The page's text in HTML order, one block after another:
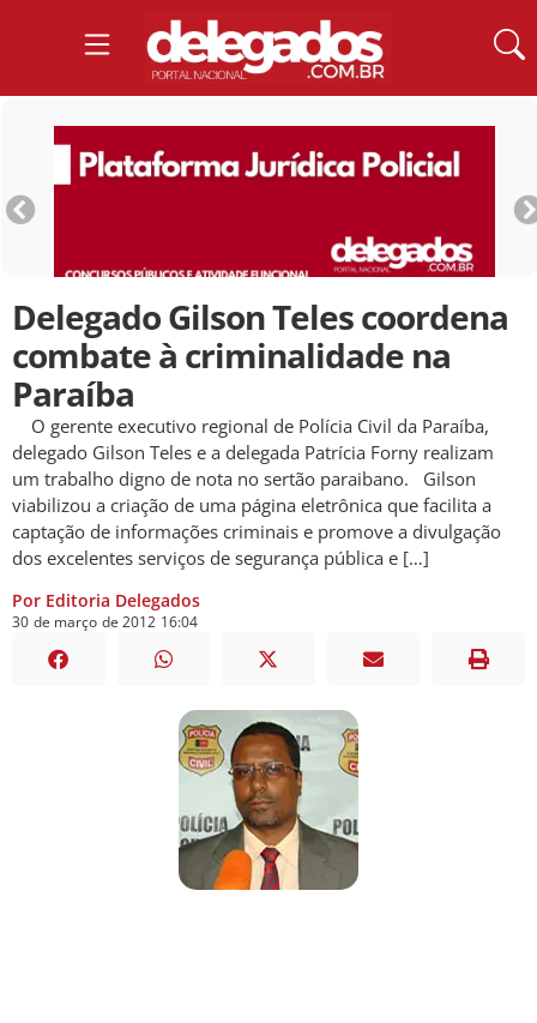
Delegado Gilson Teles coordena
combate à criminalidade na
Paraíba
O gerente executivo regional de Polícia Civil da Paraíba,
delegado Gilson Teles e a delegada Patrícia Forny realizam
um trabalho digno de nota no sertão paraibano. Gilson
viabilizou a criação de uma página eletrônica que facilita a
captação de informações criminais e promove a divulgação
dos excelentes serviços de segurança pública e […]
Por Editoria Delegados
30 de março de 2012 16:04